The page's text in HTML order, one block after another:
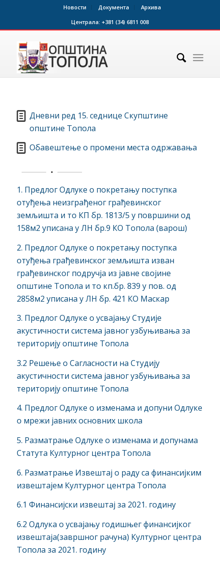
Новости Документа
Архива
Централа: +381 (34) 6811 008
Дневни ред 15. седнице Скупштине
општине Топола
Обавештење о промени места одржавања
1. Предлог Одлуке о покретању поступка
отуђења неизграђеног грађевинског
земљишта и то КП бр. 1813/5 у површини од
158м2 уписана у ЛН бр.9 КО Топола (варош)
2. Предлог Одлуке о покретању поступка
отуђења грађевинског земљишта изван
грађевинског подручја из јавне својине
општине Топола и то кп.бр. 839 у пов. од
2858м2 уписана у ЛН бр. 421 КО Маскар
3. Предлог Одлуке о усвајању Студије
акустичности система јавног узбуњивања за
територију општине Топола
3.2 Решење о Сагласности на Студију
акустичности система јавног узбуњивања за
територију општине Топола
4. Предлог Одлуке о изменама и допуни Одлуке
о мрежи јавних основних школа
5. Разматрање Одлуке о изменама и допунама
Статута Културног центра Топола
6. Разматрање Извештај о раду са финансијким
извештајем Културног центра Топола
6.1 Финансијски извештај за 2021. годину
6.2 Одлука о усвајању годишњег финансијког
извештаја(завршног рачуна) Културног центра
Топола за 2021. годину